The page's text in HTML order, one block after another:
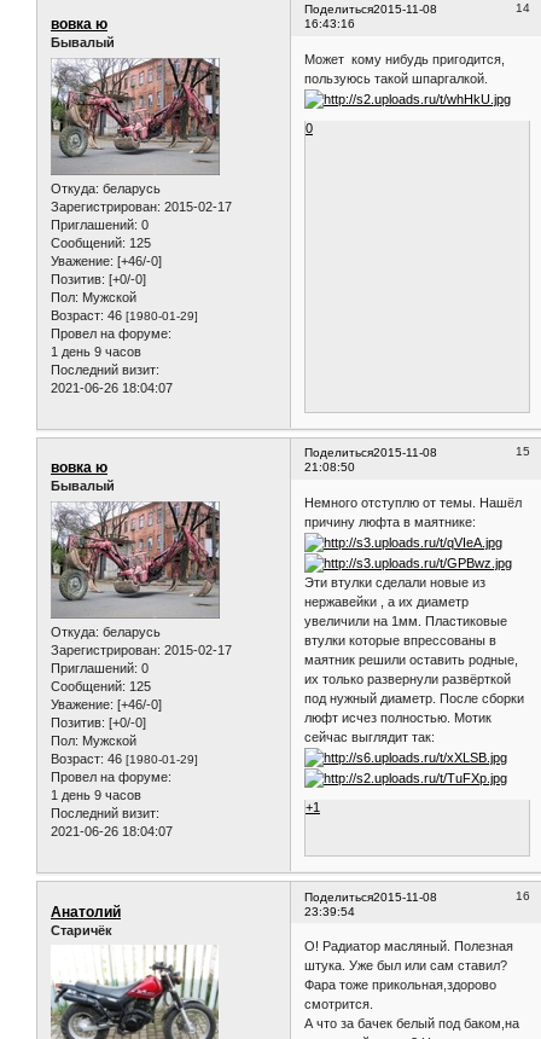
Поделиться 14
2015-11-08
16:43:16
вовка ю
Бывалый
Откуда: беларусь
Зарегистрирован: 2015-02-17
Приглашений: 0
Сообщений: 125
Уважение: [+46/-0]
Позитив: [+0/-0]
Пол: Мужской
Возраст: 46 [1980-01-29]
Провел на форуме:
1 день 9 часов
Последний визит:
2021-06-26 18:04:07
Может кому нибудь пригодится,
пользуюсь такой шпаргалкой.
0
Поделиться 15
2015-11-08
21:08:50
вовка ю
Бывалый
Откуда: беларусь
Зарегистрирован: 2015-02-17
Приглашений: 0
Сообщений: 125
Уважение: [+46/-0]
Позитив: [+0/-0]
Пол: Мужской
Возраст: 46 [1980-01-29]
Провел на форуме:
1 день 9 часов
Последний визит:
2021-06-26 18:04:07
Немного отступлю от темы. Нашёл
причину люфта в маятнике:
Эти втулки сделали новые из
нержавейки , а их диаметр
увеличили на 1мм. Пластиковые
втулки которые впрессованы в
маятник решили оставить родные,
их только развернули развёрткой
под нужный диаметр. После сборки
люфт исчез полностью. Мотик
сейчас выглядит так:
+1
Поделиться 16
2015-11-08
23:39:54
Анатолий
Старичёк
О! Радиатор масляный. Полезная
штука. Уже был или сам ставил?
Фара тоже прикольная,здорово
смотрится.
А что за бачек белый под баком,на